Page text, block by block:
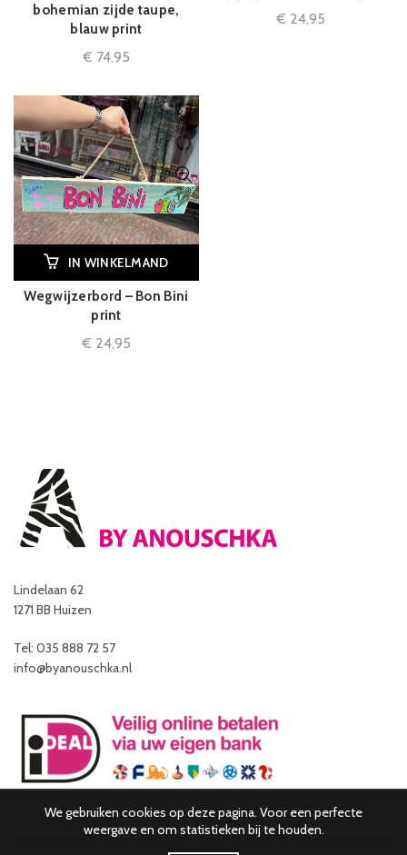
bohemian zijde taupe,
blauw print
€ 74,95
€ 24,95
IN WINKELMAND
Wegwijzerbord – Bon Bini
print
€ 24,95
Lindelaan 62
1271 BB Huizen
Tel: 035 888 72 57
info@byanouschka.nl
We gebruiken cookies op deze pagina. Voor een perfecte
weergave en om statistieken bij te houden.